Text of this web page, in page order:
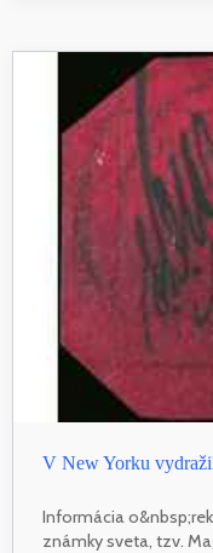
V New Yorku
Informácia
známky sveta, tzv.